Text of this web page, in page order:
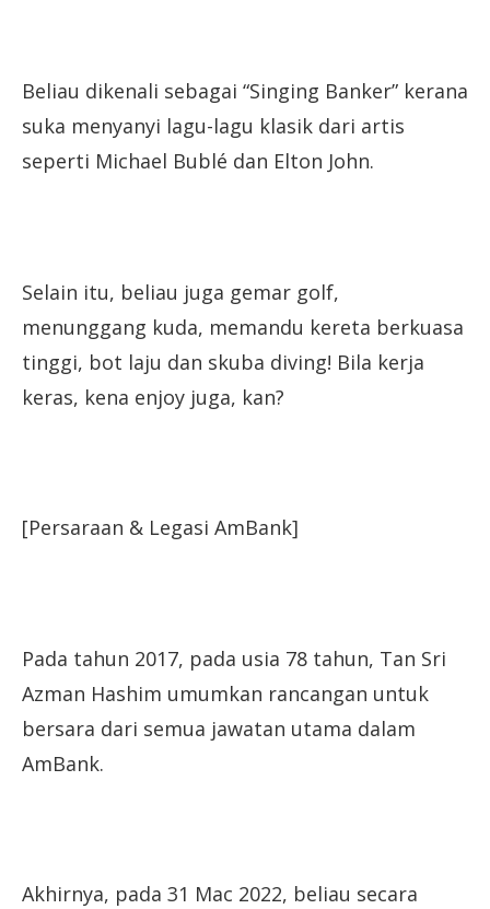
Beliau dikenali sebagai “Singing Banker” kerana
suka menyanyi lagu-lagu klasik dari artis
seperti Michael Bublé dan Elton John.
Selain itu, beliau juga gemar golf,
menunggang kuda, memandu kereta berkuasa
tinggi, bot laju dan skuba diving! Bila kerja
keras, kena enjoy juga, kan?
[Persaraan & Legasi AmBank]
Pada tahun 2017, pada usia 78 tahun, Tan Sri
Azman Hashim umumkan rancangan untuk
bersara dari semua jawatan utama dalam
AmBank.
Akhirnya, pada 31 Mac 2022, beliau secara